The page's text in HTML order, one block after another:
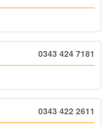
0343 424 7181
0343 422 2611